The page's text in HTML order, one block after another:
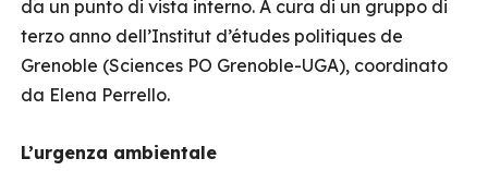
da un punto di vista interno. A cura di un gruppo di
terzo anno dell’Institut d’études politiques de
Grenoble (Sciences PO Grenoble-UGA), coordinato
da Elena Perrello.
L’urgenza ambientale